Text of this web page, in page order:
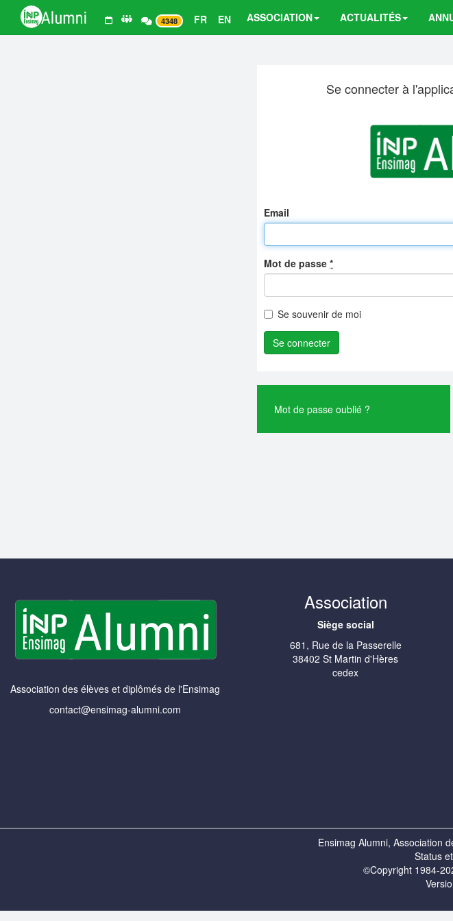
4348 FR EN ASSOCIATION ACTUALITÉS
Se connecter à
Email
Mot de passe *
Se souvenir de moi
Mot de passe oublié ?
Association des élèves et diplômés de l'Ensimag
contact@ensimag-alumni.com
Association
Siège social
681, Rue de la Passerelle
38402 St Martin d'Hères
cedex
Ensimag Alumni, Association
Status
©Copyright 1984-